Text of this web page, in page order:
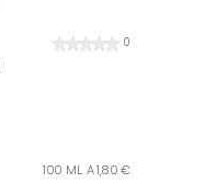
0
100 ML. A 1,80 €